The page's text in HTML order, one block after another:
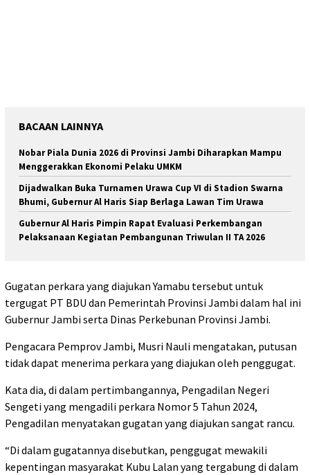
BACAAN LAINNYA
Nobar Piala Dunia 2026 di Provinsi Jambi Diharapkan Mampu
Menggerakkan Ekonomi Pelaku UMKM
Dijadwalkan Buka Turnamen Urawa Cup VI di Stadion Swarna
Bhumi, Gubernur Al Haris Siap Berlaga Lawan Tim Urawa
Gubernur Al Haris Pimpin Rapat Evaluasi Perkembangan
Pelaksanaan Kegiatan Pembangunan Triwulan II TA 2026
Gugatan perkara yang diajukan Yamabu tersebut untuk
tergugat PT BDU dan Pemerintah Provinsi Jambi dalam hal ini
Gubernur Jambi serta Dinas Perkebunan Provinsi Jambi.
Pengacara Pemprov Jambi, Musri Nauli mengatakan, putusan
tidak dapat menerima perkara yang diajukan oleh penggugat.
Kata dia, di dalam pertimbangannya, Pengadilan Negeri
Sengeti yang mengadili perkara Nomor 5 Tahun 2024,
Pengadilan menyatakan gugatan yang diajukan sangat rancu.
“Di dalam gugatannya disebutkan, penggugat mewakili
kepentingan masyarakat Kubu Lalan yang tergabung di dalam